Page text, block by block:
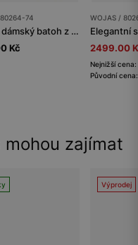
74
Béžový dámský batoh z kombinované kůže
Kč
WOJAS /
2499.00
Nejnižší
Původní
zajímat
Výprodej